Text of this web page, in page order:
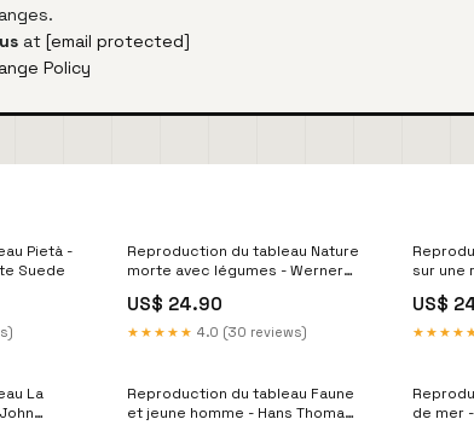
at [email protected]
Policy
Pietà -
Suede
Reproduction du tableau Nature
morte avec légumes - Werner
US$ 24.90
★★★★★ 4.0 (30 reviews)
sur une
US$
La
Reproduction du tableau Faune
et jeune homme - Hans Thoma
de mer